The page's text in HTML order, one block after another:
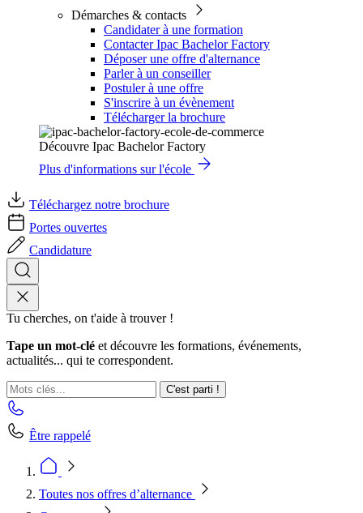
Démarches & contacts
Candidater à une formation
Contacter Ipac Bachelor Factory
Déposer une offre d'alternance
Parler à un conseiller
Postuler à une offre
S'inscrire à un évènement
Télécharger la brochure
Découvre Ipac Bachelor Factory
Plus d'informations sur l'école
Téléchargez notre brochure
Portes ouvertes
Candidature
Tu cherches, on t'aide à trouver !
Tape un mot-clé et découvre les formations, événements,
actualités... qui te correspondent.
C'est parti !
Être rappelé
Toutes nos offres d’alternance